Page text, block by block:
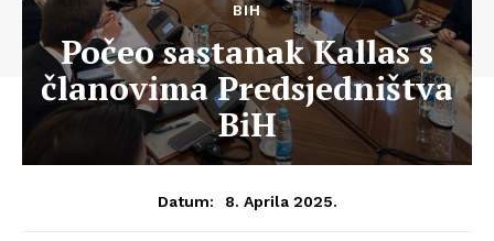
BIH
Počeo sastanak Kallas s
članovima Predsjedništva
BiH
Datum: 8. Aprila 2025.